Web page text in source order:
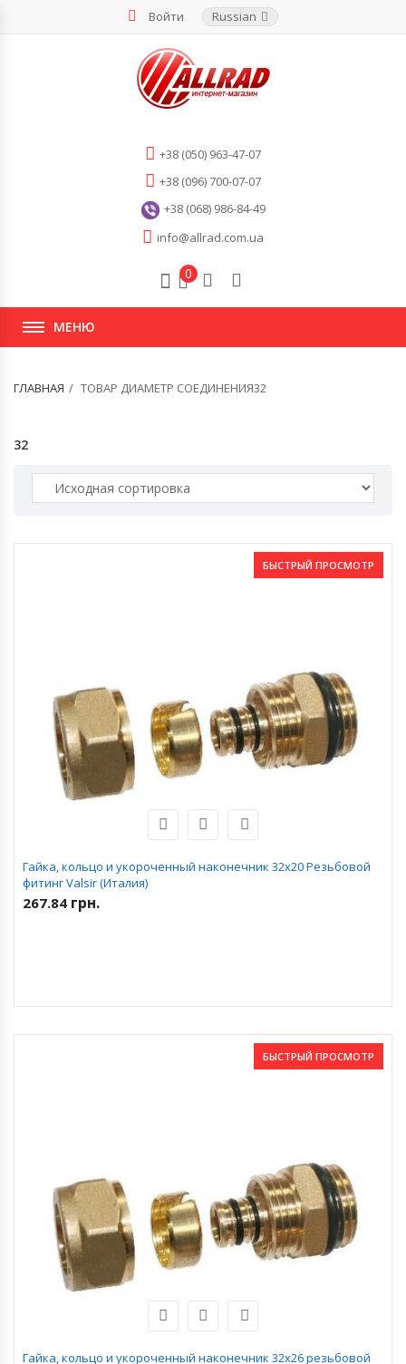
Войти Russian
+38 (050) 963-47-07
+38 (096) 700-07-07
+38 (068) 986-84-49
info@allrad.com.ua
0
МЕНЮ
ГЛАВНАЯ ТОВАР ДИАМЕТР СОЕДИНЕНИЯ32
32
БЫСТРЫЙ ПРОСМОТР
Гайка, кольцо и укороченный наконечник 32х20 Резьбовой
фитинг Valsir (Италия)
267.84 грн.
БЫСТРЫЙ ПРОСМОТР
Гайка, кольцо и укороченный наконечник 32х26 резьбовой